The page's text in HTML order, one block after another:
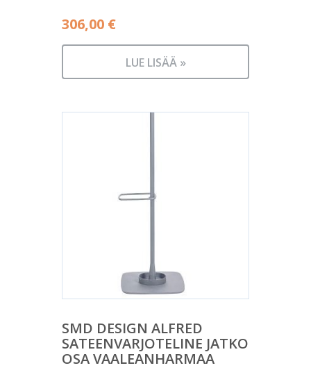
306,00 €
LUE LISÄÄ »
SMD DESIGN ALFRED
SATEENVARJOTELINE JATKO
OSA VAALEANHARMAA